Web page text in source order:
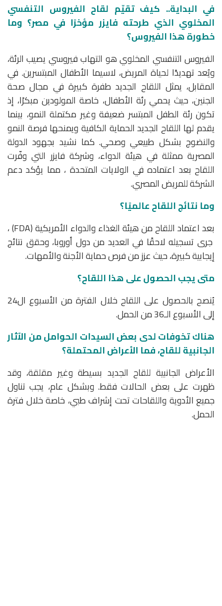
في البداية.. كيف تقيّم لقاح الفيروس التنفسي
المخلوي الذي طرحته فايزر مؤخرًا في مصر؟ وما
خطورة هذا الفيروس؟
الفيروس التنفسي المخلوي هو التهاب فيروسي يصيب الرئة،
ويُعد تهديدًا لحياة المريض، لاسيما الأطفال المبتسرين. في
المقابل، يمثل اللقاح الجديد طفرة كبيرة في مجال صحة
الجنين، حيث يحمي رئة الأطفال، خاصة المولودين مبكرًا، إذ
تكون رئة الطفل المبتسر ضعيفة وغير مكتملة النمو، بينما
يقدم لها اللقاح الجديد الحماية الكافية ويمنحها فرصة النمو
والنضوج بشكل طبيعي وصحي. كما نشيد بجهود الدولة
المصرية ممثلة في هيئة الدواء، وشركة فايزر التي وفّرت
اللقاح بعد اعتماده في الولايات المتحدة ، مما يؤكد دعم
الشركة للمريض المصري.
وما نتائج اللقاح عالميًا؟
بعد اعتماد اللقاح من هيئة الغذاء والدواء الأمريكية (FDA) ،
جرى تسجيله لاحقًا في العديد من دول أوروبا، وحقق نتائج
إيجابية كبيرة، حيث عزز من فرص حماية الأجنة والأمهات.
متى يجب الحصول على هذا اللقاح؟
يُنصح بالحصول على اللقاح خلال الفترة من الأسبوع ال24
إلى الأسبوع الـ36 من الحمل.
هناك تخوفات لدى بعض السيدات الحوامل من الآثار
الجانبية للقاح، فما الأعراض المحتملة؟
الأعراض الجانبية للقاح الجديد بسيطة وغير مقلقة، وقد
ظهرت على بعض الحالات فقط. وبشكل عام، يجب تناول
جميع الأدوية واللقاحات تحت إشراف طبي، خاصة خلال فترة
الحمل.